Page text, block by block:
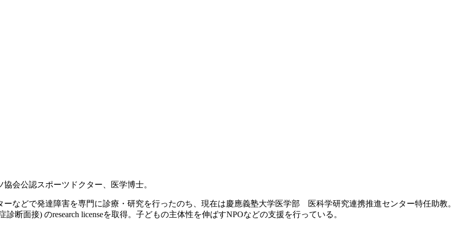
会公認スポーツドクター、医学博士。
などで発達障害を専門に診療・研究を行ったのち、現在は慶應義塾大学医学部 医科学研究連携推進センター特任助教。
断面接) のresearch licenseを取得。子どもの主体性を伸ばすNPOなどの支援を行っている。